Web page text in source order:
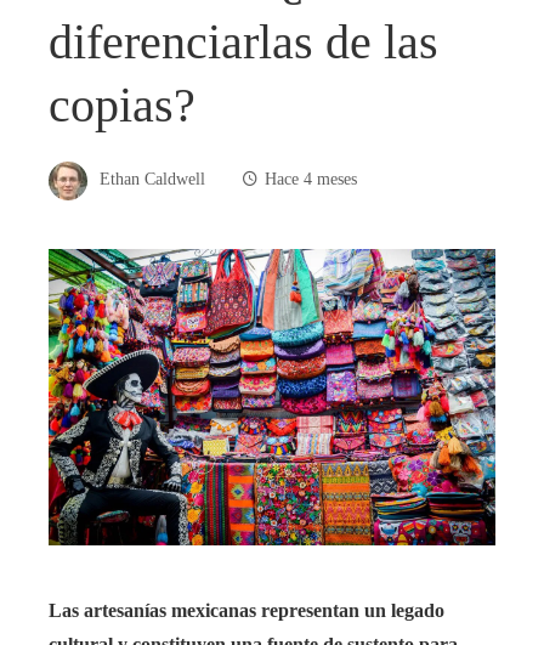
diferenciarlas de las
copias?
Ethan Caldwell Hace 4 meses
Las artesanías mexicanas representan un legado